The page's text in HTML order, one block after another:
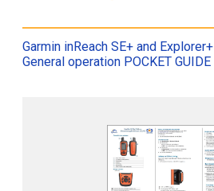
Garmin inReach SE+ and Explorer+
General operation POCKET GUIDE